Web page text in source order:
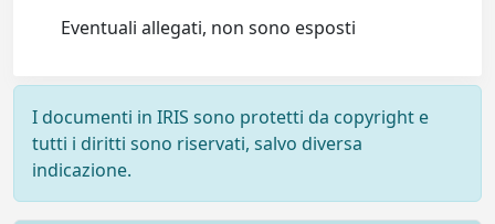
Eventuali allegati, non sono esposti
I documenti in IRIS sono protetti da copyright e
tutti i diritti sono riservati, salvo diversa
indicazione.